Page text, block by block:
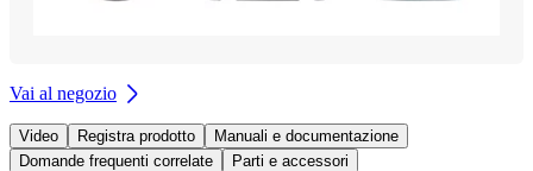
Vai al negozio
Video Registra prodotto
Manuali e documentazione
Domande frequenti correlate
Parti e accessori